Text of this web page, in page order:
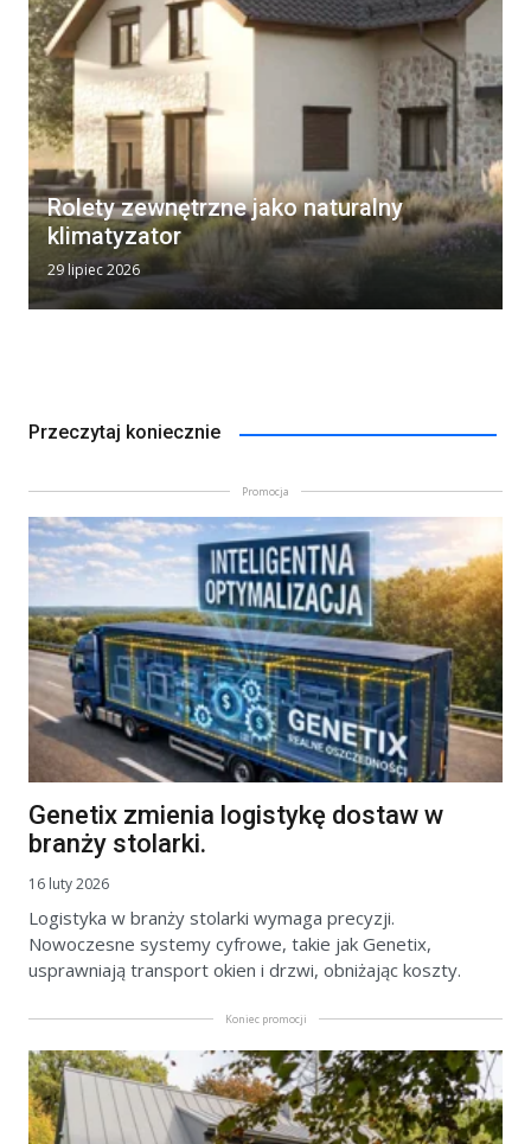
Rolety zewnętrzne jako naturalny
klimatyzator
29 lipiec 2026
Przeczytaj koniecznie
Promocja
Genetix zmienia logistykę dostaw w
branży stolarki.
16 luty 2026
Logistyka w branży stolarki wymaga precyzji.
Nowoczesne systemy cyfrowe, takie jak Genetix,
usprawniają transport okien i drzwi, obniżając koszty.
Koniec promocji